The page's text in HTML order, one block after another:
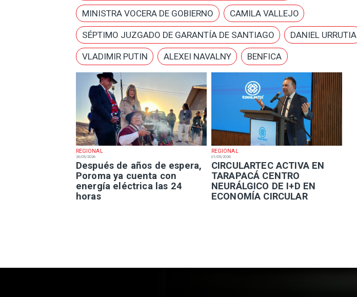
REGIONAL
26/05/2026
Después de años de espera,
Poroma ya cuenta con
energía eléctrica las 24
horas
REGIONAL
01/05/2026
​CIRCULARTEC ACTIVA EN
TARAPACÁ CENTRO
NEURÁLGICO DE I+D EN
ECONOMÍA CIRCULAR
MINISTRA VOCERA DE GOBIERNO CAMILA VALLEJO
SÉPTIMO JUZGADO DE GARANTÍA DE SANTIAGO DANIEL URRUTIA
VLADIMIR PUTIN ALEXEI NAVALNY BENFICA